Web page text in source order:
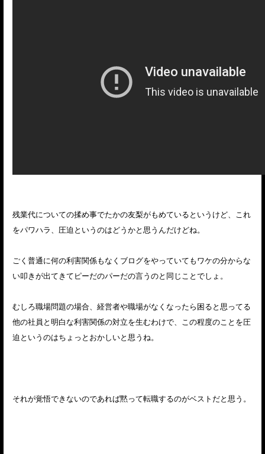
残業代についての揉め事でたかの友梨がもめているというけど、これ
をパワハラ、圧迫というのはどうかと思うんだけどね。
ごく普通に何の利害関係もなくブログをやっていてもワケの分からな
い叩きが出てきてピーだのパーだの言うのと同じことでしょ。
むしろ職場問題の場合、経営者や職場がなくなったら困ると思ってる
他の社員と明白な利害関係の対立を生むわけで、この程度のことを圧
迫というのはちょっとおかしいと思うね。
それが覚悟できないのであれば黙って転職するのがベストだと思う。